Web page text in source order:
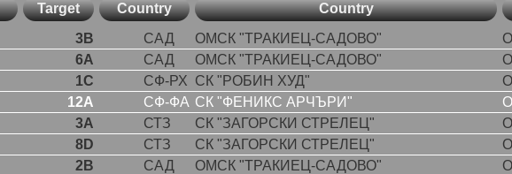
Target Country Country
3B САД ОМСК "ТРАКИЕЦ-САДОВО"
6A САД ОМСК "ТРАКИЕЦ-САДОВО"
1C СФ-РХ СК "РОБИН ХУД"
12A СФ-ФА СК "ФЕНИКС АРЧЪРИ"
3A СТЗ СК "ЗАГОРСКИ СТРЕЛЕЦ"
8D СТЗ СК "ЗАГОРСКИ СТРЕЛЕЦ"
2B САД ОМСК "ТРАКИЕЦ-САДОВО"